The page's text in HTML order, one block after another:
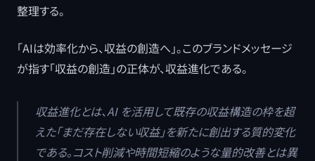
整理する。
「AIは効率化から、収益の創造へ」。このブランドメッセージ
が指す「収益の創造」の正体が、収益進化である。
収益進化とは、AI を活用して既存の収益構造の枠を超
えた「まだ存在しない収益」を新たに創出する質的変化
である。コスト削減や時間短縮のような量的改善とは異